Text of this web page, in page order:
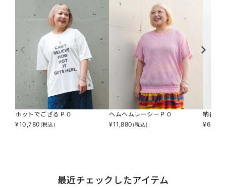
ホットでござるＰＯ
¥10,780 (税込)
ヘムヘムレーシーＰＯ
¥11,880 (税込)
納得感
¥6,853
最近チェックしたアイテム